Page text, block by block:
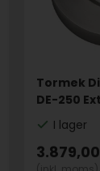
Tormek
DE-250
I lager
3.879,00